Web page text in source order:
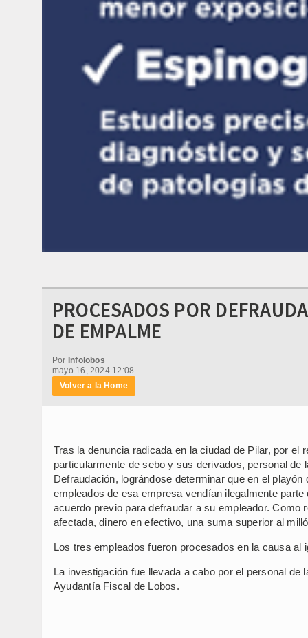
PROCESADOS POR
DE EMPALME
Por Infolobos
mayo 16, 2024 12:08
Volver a la Home
Tras la denuncia radicada en la ciudad de Pilar, por
particularmente de sebo y sus derivados, personal
Defraudación, lográndose determinar que en el
empleados de esa empresa vendían ilegalmente
acuerdo previo para defraudar a su empleador.
afectada, dinero en efectivo, una suma superior al
Los tres empleados fueron procesados en la causa
La investigación fue llevada a cabo por el personal
Ayudantía Fiscal de Lobos.